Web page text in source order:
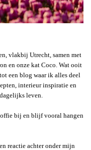
vlakbij Utrecht, samen met
en onze kat Coco. Wat ooit
een blog waar ik alles deel
interieur inspiratie en
leven.
bij en blijf vooral hangen
reactie achter onder mijn